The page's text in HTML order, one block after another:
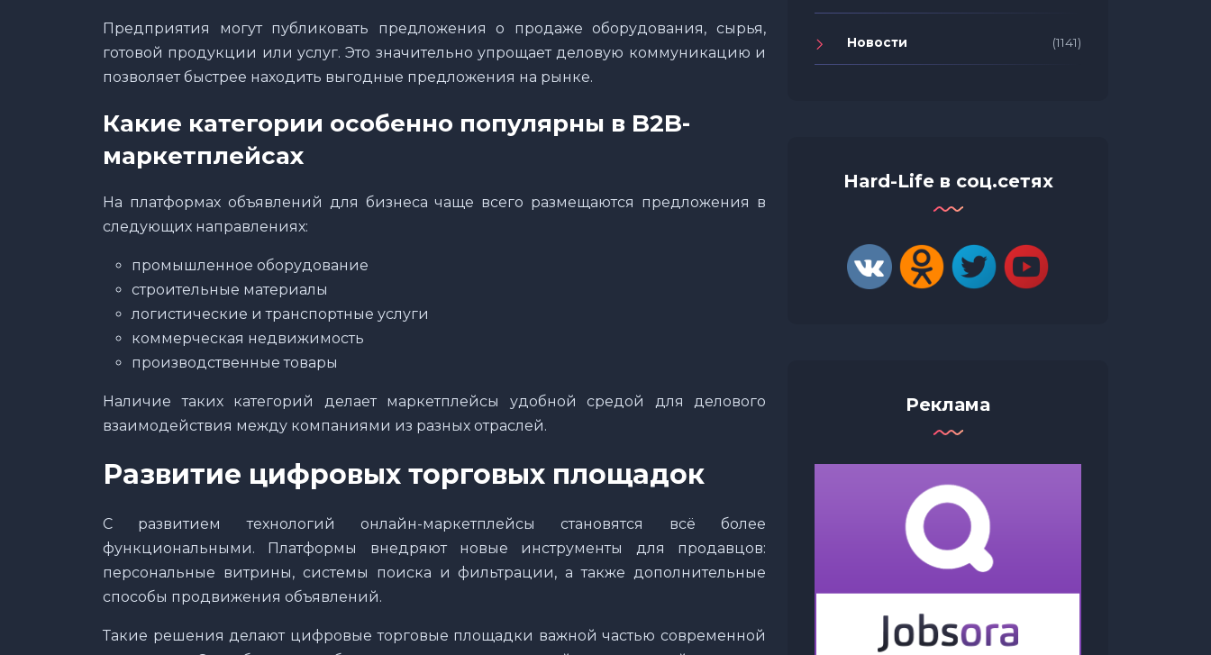
Предприятия могут публиковать предложения о продаже оборудования, сырья,
готовой продукции или услуг. Это значительно упрощает деловую коммуникацию и
позволяет быстрее находить выгодные предложения на рынке.
Какие категории особенно популярны в B2B-
маркетплейсах
На платформах объявлений для бизнеса чаще всего размещаются предложения в
следующих направлениях:
промышленное оборудование
строительные материалы
логистические и транспортные услуги
коммерческая недвижимость
производственные товары
Наличие таких категорий делает маркетплейсы удобной средой для делового
взаимодействия между компаниями из разных отраслей.
Развитие цифровых торговых площадок
С развитием технологий онлайн-маркетплейсы становятся всё более
функциональными. Платформы внедряют новые инструменты для продавцов:
персональные витрины, системы поиска и фильтрации, а также дополнительные
способы продвижения объявлений.
Такие решения делают цифровые торговые площадки важной частью современной
Новости (1141)
Hard-Life в соц.сетях
Реклама